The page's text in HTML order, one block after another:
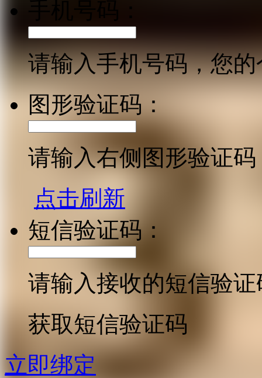
请输入手机号码，您
图形验证码：
请输入右侧图形验证码
点击刷新
短信验证码：
请输入接收的短信验证
获取短信验证码
立即绑定